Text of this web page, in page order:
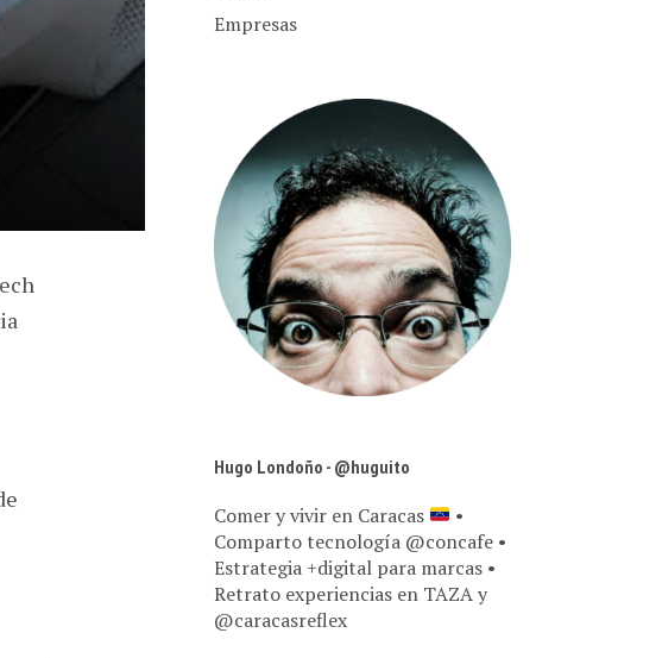
Empresas
Hugo Londoño - @huguito
Comer y vivir en Caracas
•
Comparto tecnología @concafe •
Estrategia +digital para marcas •
Retrato experiencias en TAZA y
@caracasreflex